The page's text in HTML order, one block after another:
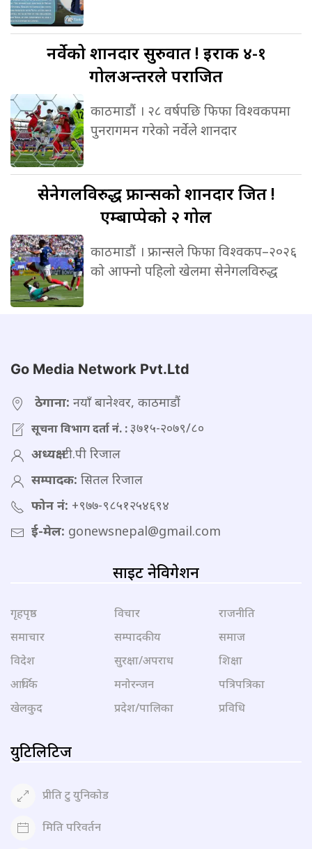
नर्वेकोशानदार सुरुवात ! इराक ४-१
गोलअन्तरले पराजित
काठमाडौं । २८ वर्षपछि फिफा विश्वकपमा
पुनरागमन गरेको नर्वेले शानदार
सेनेगलविरुद्धफ्रान्सको शानदार जित !
एम्बाप्पेको २ गोल
काठमाडौं । फ्रान्सले फिफा विश्वकप–२०२६
को आफ्नो पहिलो खेलमा सेनेगलविरुद्ध
Go Media Network Pvt.Ltd
ठेगाना: नयाँ बानेश्वर, काठमाडौं
सूचना विभाग दर्ता नं. :३७१५-२०७९/८०
अध्यक्ष:टी.पी रिजाल
सम्पादक: सितल रिजाल
फोन नं: +९७७-९८५१२५४६९४
ई-मेल: gonewsnepal@gmail.com
साइट नेविगेशन
गृहपृष्ठ
समाचार
विदेश
आर्थिक
खेलकुद
विचार
सम्पादकीय
सुरक्षा/अपराध
मनोरन्जन
प्रदेश/पालिका
राजनीति
समाज
शिक्षा
पत्रिपत्रिका
प्रविधि
युटिलिटिज
प्रीति टु युनिकोड
मिति परिवर्तन